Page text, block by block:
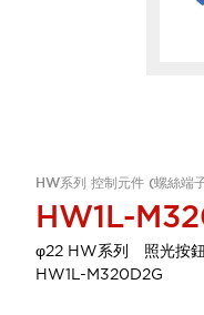
HW系列 控制元件 (螺絲端
HW1L-
φ22 HW系列 照光按
HW1L-M320D2G